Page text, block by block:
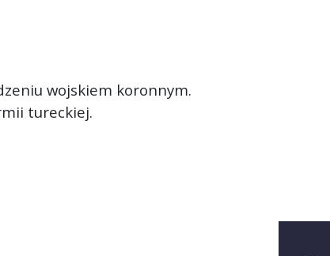
wojskiem koronnym.
tureckiej.